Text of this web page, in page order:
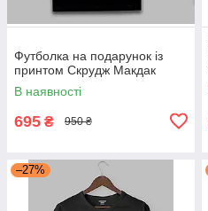
Футболка на подарунок із
принтом Скрудж Макдак
В наявності
695 ₴ 950 ₴
–27%